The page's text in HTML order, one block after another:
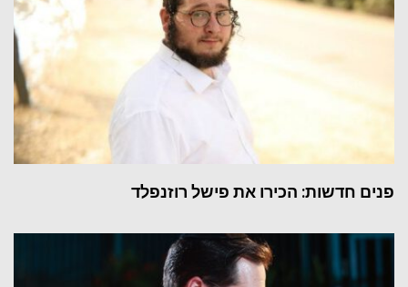
פנים חדשות: הכירו את פישל רוזנפלד